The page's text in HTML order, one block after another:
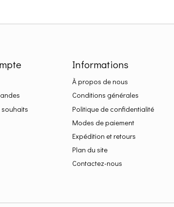
souhaits
Informations
À propos de nous
Conditions générales
Politique de confidentialité
Modes de paiement
Expédition et retours
Plan du site
Contactez-nous